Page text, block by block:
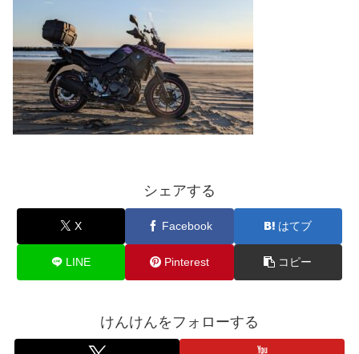
シェアする
X Facebook はてブ
LINE Pinterest コピー
けんけんをフォローする